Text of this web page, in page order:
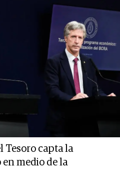
Tesoro capta la
medio de la